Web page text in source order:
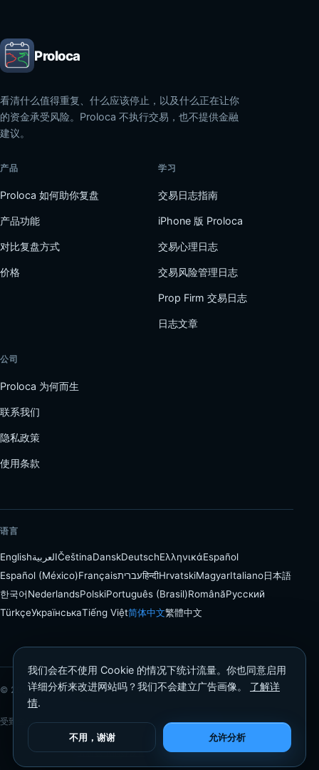
Proloca
看清什么值得重复、什么应该停止，以及什么正在让你
的资金承受风险。Proloca 不执行交易，也不提供金融
建议。
产品
Proloca 如何助你复盘
产品功能
对比复盘方式
价格
学习
交易日志指南
iPhone 版 Proloca
交易心理日志
交易风险管理日志
Prop Firm 交易日志
日志文章
公司
Proloca 为何而生
联系我们
隐私政策
使用条款
语言
EnglishالعربيةČeštinaDanskDeutschΕλληνικάEspañol
Español (México)Françaisעבריתहिन्दीHrvatskiMagyarItaliano日本語
한국어NederlandsPolskiPortuguês (Brasil)RomânăРусский
TürkçeУкраїнськаTiếng Việt简体中文繁體中文
© 2026 Proloca
受到全球 75+ 个国家和地区的交易者信赖。 · 支持 iPhone
分析数据偏好设置
我们会在不使用 Cookie 的情况下统计流量。你也同意启用
详细分析来改进网站吗？我们不会建立广告画像。 了解详
情.
不用，谢谢 允许分析